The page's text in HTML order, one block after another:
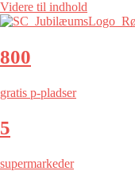
Videre til indhold
800
gratis p-pladser
5
supermarkeder